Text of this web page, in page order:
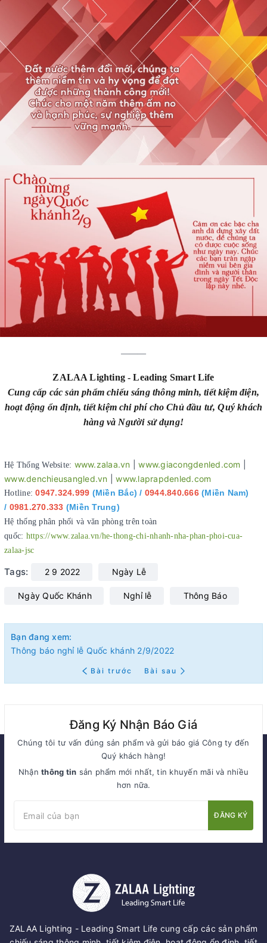
———
ZALAA Lighting - Leading Smart Life
Cung cấp các sản phẩm chiếu sáng thông minh, tiết kiệm điện,
hoạt động ổn định, tiết kiệm chi phí cho Chủ đầu tư, Quý khách
hàng và Người sử dụng!
Hệ Thống Website: www.zalaa.vn |www.giacongdenled.com
www.denchieusangled.vn |www.laprapdenled.com
Hotline:0947.324.999 (Miền Bắc) / 0944.840.666(Miền Nam)
/ 0981.270.333 (Miền Trung)
Hệ thống phân phối và văn phòng trên toàn
quốc: https://www.zalaa.vn/he-thong-chi-nhanh-nha-phan-phoi-cua-
zalaa-jsc
Tags: 2 9 2022 Ngày Lễ
Ngày Quốc Khánh Nghỉ lễ Thông Báo
Bạn đang xem:
Thông báo nghỉ lễ Quốc khánh 2/9/2022
Bài trước Bài sau
Đăng Ký Nhận Báo Giá
Chúng tôi tư vấn đúng sản phẩm và gửi báo giá Công ty đến
Quý khách hàng!
Nhậnthông tin sản phẩm mới nhất, tin khuyến mãi và nhiều
hơn nữa.
ĐĂNG KÝ
ZALAA Lighting - Leading Smart Life cung cấp các sản phẩm